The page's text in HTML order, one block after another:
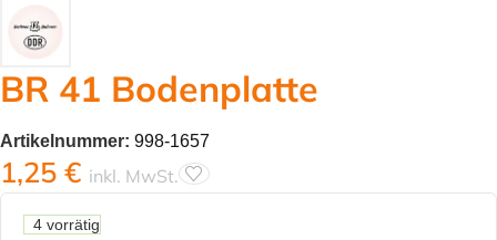
BR 41 Bodenplatte
Artikelnummer: 998-1657
1,25 € inkl. MwSt.
4 vorrätig